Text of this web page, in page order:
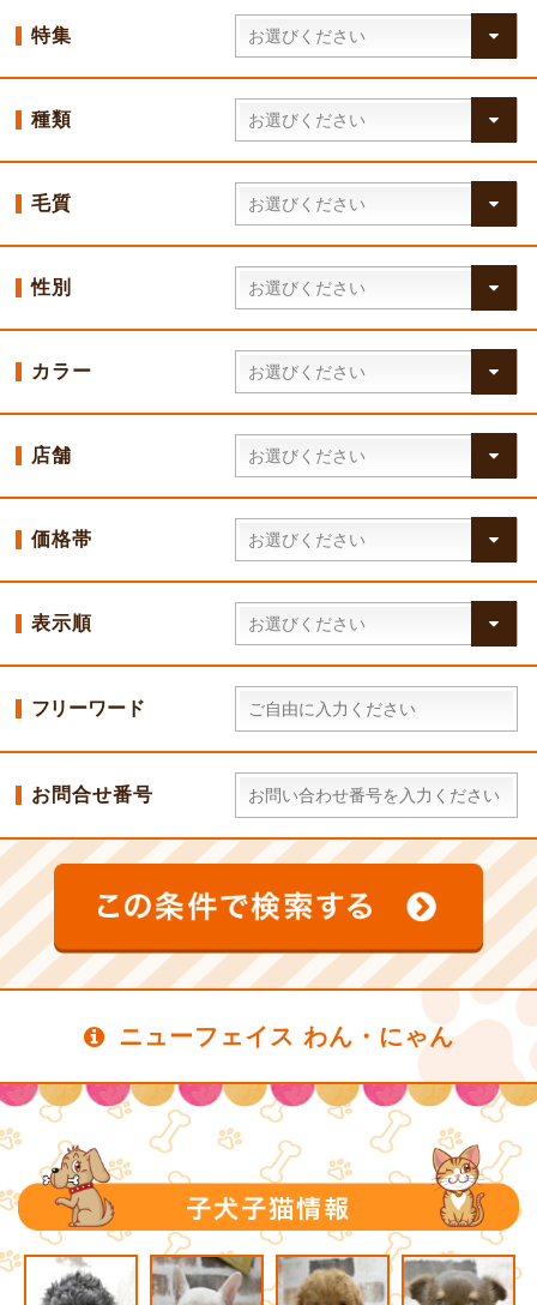
特集
種類
毛質
性別
カラー
店舗
価格帯
表示順
フリーワード
お問合せ番号
ニューフェイス わん・にゃん